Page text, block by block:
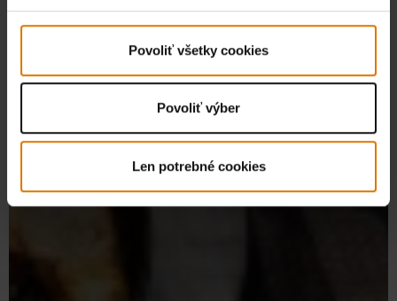
Povoliť všetky cookies
Povoliť výber
Len potrebné cookies